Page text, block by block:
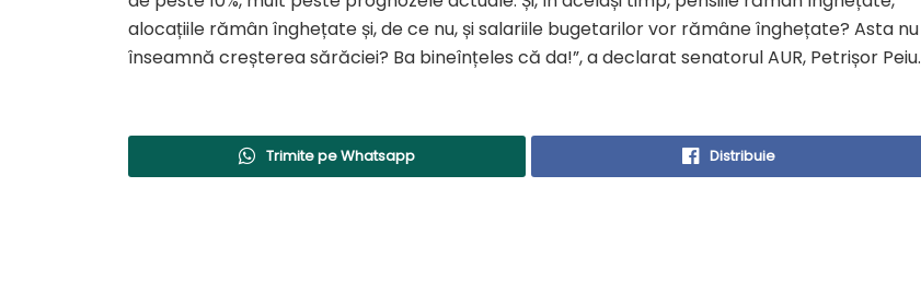
alocațiile rămân înghețate și, de ce nu, și salariile bugetarilor vor rămâne înghețate? Asta nu
înseamnă creșterea sărăciei? Ba bineînțeles că da!”, a declarat senatorul AUR, Petrișor Peiu.
Trimite pe Whatsapp Distribuie